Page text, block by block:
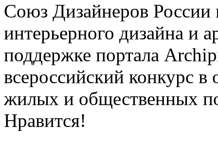
Союз Дизайнеров России
интерьерного дизайна и
поддержке портала
всероссийский конкурс в
жилых и общественных
Нравится!